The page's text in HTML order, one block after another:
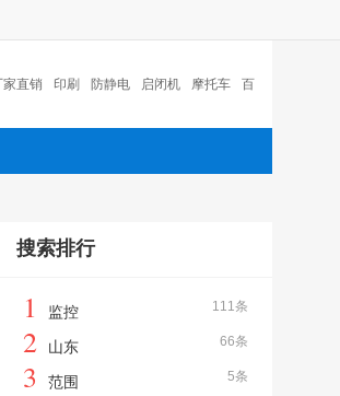
家直销 印刷 防静电 启闭机 摩托车 百
出口 体验桌 扑克
搜索排行
111条
1 监控
66条
2 山东
5条
3 范围